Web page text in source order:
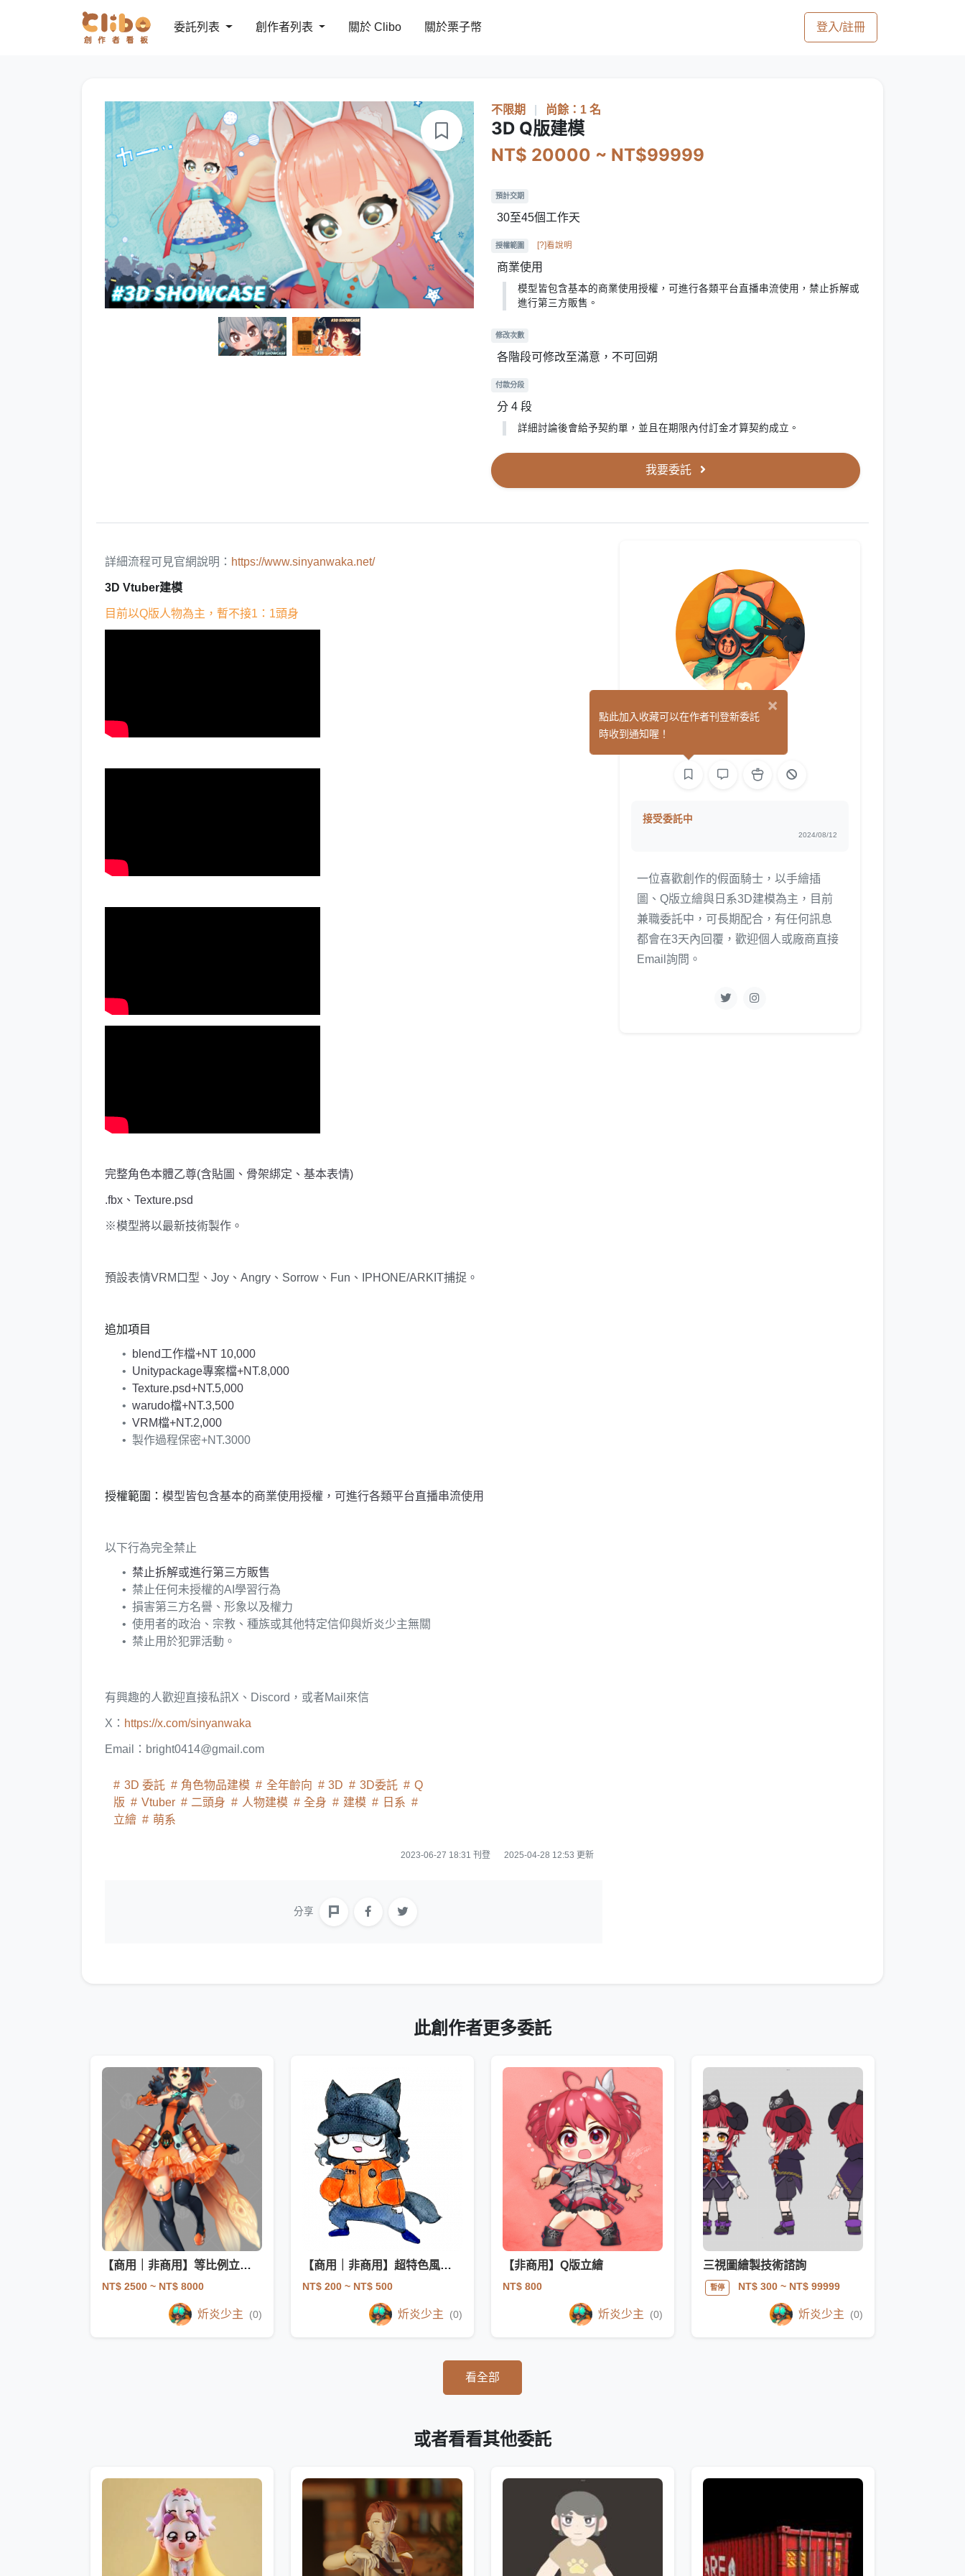
委託列表 創作者列表 關於 Clibo 關於栗子幣 登入/註冊
不限期 尚餘：1 名
3D Q版建模
NT$ 20000 ~ NT$99999
預計交期
30至45個工作天
授權範圍 [?]看說明
商業使用
模型皆包含基本的商業使用授權，可進行各類平台直播串流使用，禁止拆解或
進行第三方販售。
修改次數
各階段可修改至滿意，不可回朔
付款分段
分 4 段
詳細討論後會給予契約單，並且在期限內付訂金才算契約成立。
我要委託
詳細流程可見官網說明： https://www.sinyanwaka.net/
3D Vtuber建模
目前以Q版人物為主，暫不接1：1頭身
完整角色本體乙尊(含貼圖、骨架綁定、基本表情)
.fbx、Texture.psd
※模型將以最新技術製作。
預設表情VRM口型、Joy、Angry、Sorrow、Fun、IPHONE/ARKIT捕捉。
追加項目
blend工作檔+NT 10,000
Unitypackage專案檔+NT.8,000
Texture.psd+NT.5,000
warudo檔+NT.3,500
VRM檔+NT.2,000
製作過程保密+NT.3000
授權範圍： 模型皆包含基本的商業使用授權，可進行各類平台直播串流使用
以下行為完全禁止
禁止拆解或進行第三方販售
禁止任何未授權的AI學習行為
損害第三方名譽、形象以及權力
使用者的政治、宗教、種族或其他特定信仰與炘炎少主無關
禁止用於犯罪活動。
有興趣的人歡迎直接私訊X、Discord，或者Mail來信
X： https://x.com/sinyanwaka
Email：bright0414@gmail.com
3D 委託 角色物品建模 全年齡向 3D 3D委託
Q
版
Vtuber 二頭身 人物建模 全身 建模
日系
立繪
萌系
2023-06-27 18:31 刊登 2025-04-28 12:53 更新
分享
炘炎少主
接受委託中
2024/08/12
一位喜歡創作的假面騎士，以手繪插
圖、Q版立繪與日系3D建模為主，目前
兼職委託中，可長期配合，有任何訊息
都會在3天內回覆，歡迎個人或廠商直接
Email詢問。
此創作者更多委託
【商用｜非商用】等比例立繪｜壓克力｜主視覺
NT$ 2500 ~ NT$ 8000
炘炎少主 (0)
【商用｜非商用】超特色風格 頭貼 全身立繪 塗鴉
NT$ 200 ~ NT$ 500
炘炎少主 (0)
【非商用】Q版立繪
NT$ 800
炘炎少主 (0)
三視圖繪製技術諮詢
暫停 NT$ 300~ NT$ 99999
炘炎少主 (0)
看全部
或者看看其他委託
×
點此加入收藏可以在作者刊登新委託
時收到通知喔！